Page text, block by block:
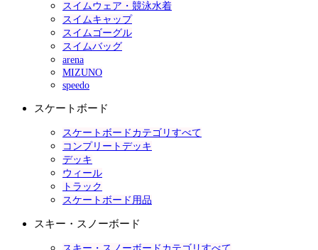
スイムウェア・競泳水着
スイムキャップ
スイムゴーグル
スイムバッグ
arena
MIZUNO
speedo
スケートボード
スケートボードカテゴリすべて
コンプリートデッキ
デッキ
ウィール
トラック
スケートボード用品
スキー・スノーボード